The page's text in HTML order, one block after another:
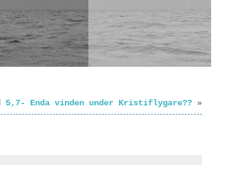
5,7- Enda vinden under Kristiflygare??»